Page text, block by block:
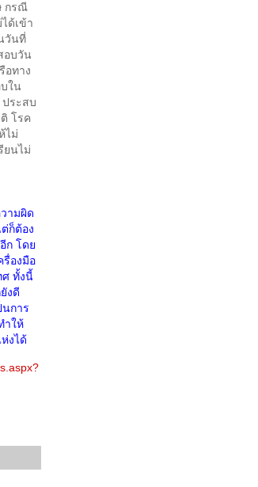
กรณี
ด้เข้า
วันที่
อบวัน
อทาง
ใน
ประสบ
โรค
ไม่
ยนไม่
ามผิด
ก็ต้อง
ก โดย
รื่องมือ
ศ ทั้งนี้
งดี
นการ
ำให้
งได้